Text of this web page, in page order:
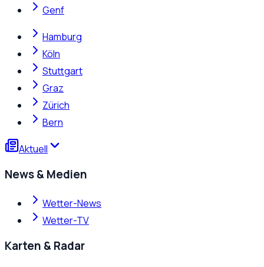
Genf
Hamburg
Köln
Stuttgart
Graz
Zürich
Bern
Aktuell
News & Medien
Wetter-News
Wetter-TV
Karten & Radar